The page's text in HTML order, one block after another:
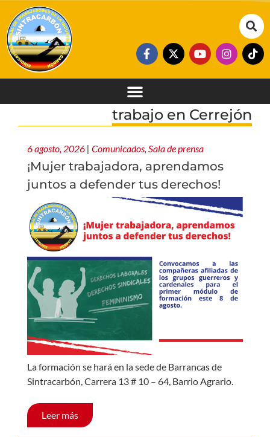
trabajo en Cerrejón
6 agosto, 2026 | Comunicados, Sala de prensa
¡Mujer trabajadora, aprendamos
juntos a defender tus derechos!
La formación se hará en la sede de Barrancas de
Sintracarbón, Carrera 13 # 10 – 64, Barrio Agrario.
Leer más